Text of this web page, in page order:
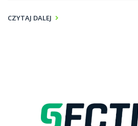
CZYTAJ DALEJ